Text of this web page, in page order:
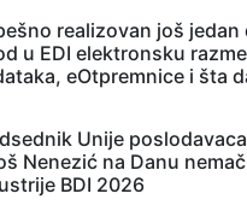
realizovan još jedan
u EDI elektronsku
eOtpremnice i šta
Unije
Nenezić na Danu
BDI 2026